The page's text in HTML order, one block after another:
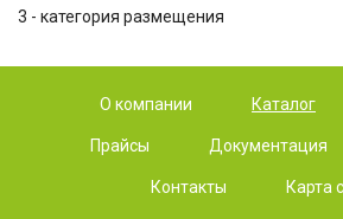
3 - категория размещения
О компании Каталог
Прайсы Документация
Контакты Карта